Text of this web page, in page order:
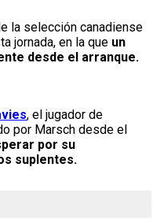
la selección canadiense
jornada, en la que un
desde el arranque.
, el jugador de
por Marsch desde el
por su
suplentes.